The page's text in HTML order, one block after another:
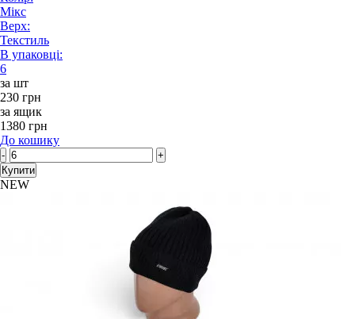
Мікс
Верх:
Текстиль
В упаковці:
6
за шт
230 грн
за ящик
1380 грн
До кошику
-
+
Купити
NEW